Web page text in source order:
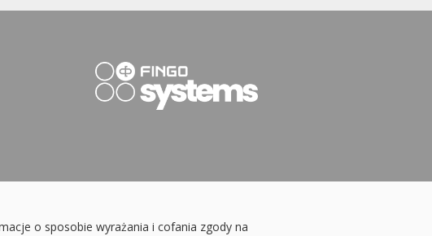
o sposobie wyrażania i cofania zgody na